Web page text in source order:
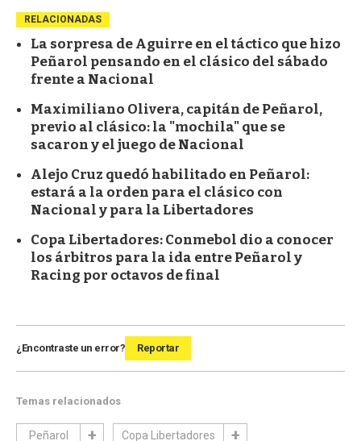
RELACIONADAS
La sorpresa de Aguirre en el táctico que hizo
Peñarol pensando en el clásico del sábado
frente a Nacional
Maximiliano Olivera, capitán de Peñarol,
previo al clásico: la "mochila" que se
sacaron y el juego de Nacional
Alejo Cruz quedó habilitado en Peñarol:
estará a la orden para el clásico con
Nacional y para la Libertadores
Copa Libertadores: Conmebol dio a conocer
los árbitros para la ida entre Peñarol y
Racing por octavos de final
¿Encontraste un error? Reportar
Temas relacionados
Peñarol Copa Libertadores